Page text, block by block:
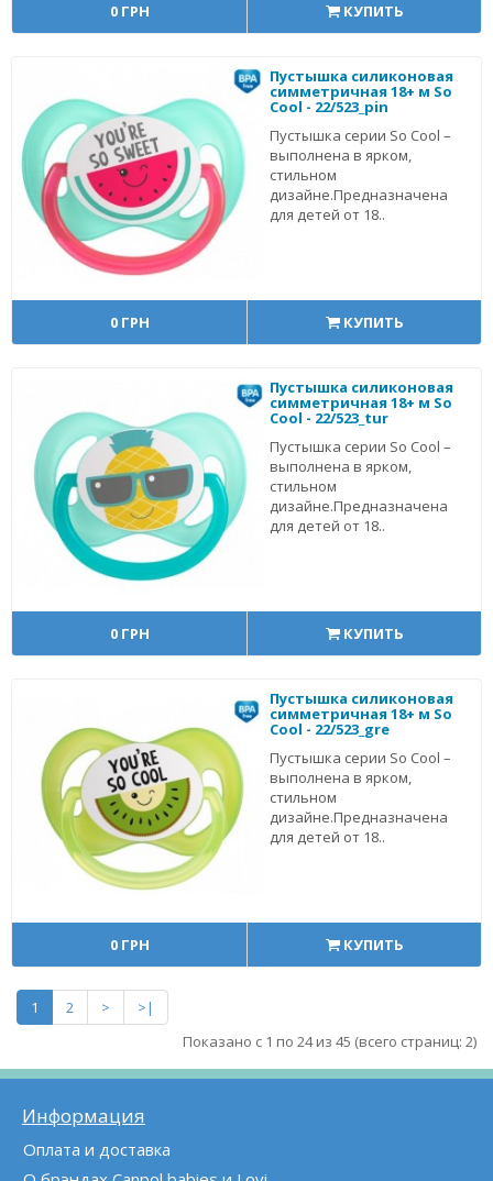
0 ГРН КУПИТЬ
Пустышка силиконовая
симметричная 18+ м So
Cool - 22/523_pin
Пустышка серии So Cool –
выполнена в ярком,
стильном
дизайне.Предназначена
для детей от 18..
0 ГРН КУПИТЬ
Пустышка силиконовая
симметричная 18+ м So
Cool - 22/523_tur
Пустышка серии So Cool –
выполнена в ярком,
стильном
дизайне.Предназначена
для детей от 18..
0 ГРН КУПИТЬ
Пустышка силиконовая
симметричная 18+ м So
Cool - 22/523_gre
Пустышка серии So Cool –
выполнена в ярком,
стильном
дизайне.Предназначена
для детей от 18..
0 ГРН КУПИТЬ
1 2 >
>|
Показано с 1 по 24 из 45 (всего страниц: 2)
Информация
Оплата и доставка